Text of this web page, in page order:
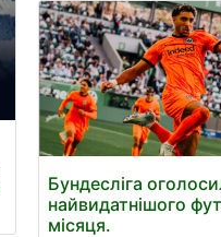
Бундесліга
найвидатнішого
місяця.